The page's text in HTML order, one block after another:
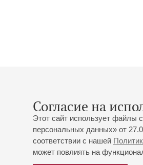
Согласие на
Этот сайт использует файлы
персональных данных» от
соответствии с нашей
может повлиять на